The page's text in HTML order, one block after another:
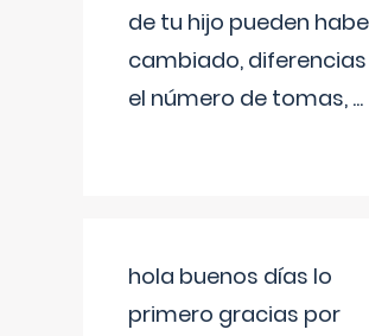
de tu hijo pueden
cambiado, diferencias
el número de tomas, ...
hola buenos días lo
primero gracias por